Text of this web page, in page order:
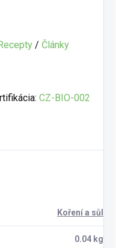
/ Články
CZ-BIO-002
Koření a sůl
0.04 kg